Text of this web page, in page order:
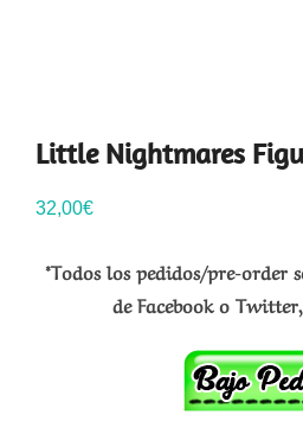
Little Nightmares
32,00€
*Todos los pedidos/pre-order
de Facebook o